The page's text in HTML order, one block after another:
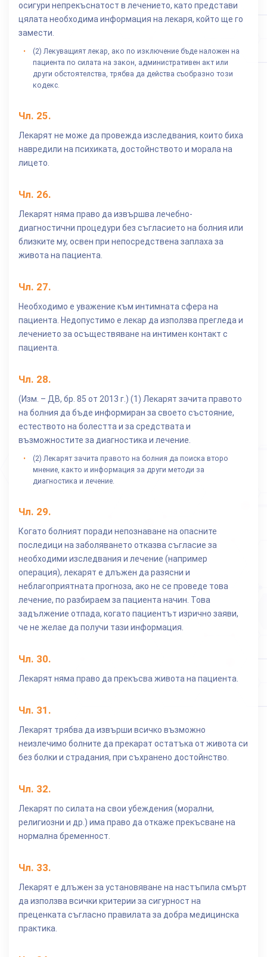
осигури непрекъснатост в лечението, като представи
цялата необходима информация на лекаря, който ще го
замести.
(2) Лекуващият лекар, ако по изключение бъде наложен на
пациента по силата на закон, административен акт или
други обстоятелства, трябва да действа съобразно този
кодекс.
Чл. 25.
Лекарят не може да провежда изследвания, които биха
навредили на психиката, достойнството и морала на
лицето.
Чл. 26.
Лекарят няма право да извършва лечебно-
диагностични процедури без съгласието на болния или
близките му, освен при непосредствена заплаха за
живота на пациента.
Чл. 27.
Необходимо е уважение към интимната сфера на
пациента. Недопустимо е лекар да използва прегледа и
лечението за осъществяване на интимен контакт с
пациента.
Чл. 28.
(Изм. – ДВ, бр. 85 от 2013 г.) (1) Лекарят зачита правото
на болния да бъде информиран за своето състояние,
естеството на болестта и за средствата и
възможностите за диагностика и лечение.
(2) Лекарят зачита правото на болния да поиска второ
мнение, както и информация за други методи за
диагностика и лечение.
Чл. 29.
Когато болният поради непознаване на опасните
последици на заболяването отказва съгласие за
необходими изследвания и лечение (например
операция), лекарят е длъжен да разясни и
неблагоприятната прогноза, ако не се проведе това
лечение, по разбираем за пациента начин. Това
задължение отпада, когато пациентът изрично заяви,
че не желае да получи тази информация.
Чл. 30.
Лекарят няма право да прекъсва живота на пациента.
Чл. 31 .
Лекарят трябва да извърши всичко възможно
неизлечимо болните да прекарат остатъка от живота си
без болки и страдания, при съхранено достойнство.
Чл. 32.
Лекарят по силата на свои убеждения (морални,
религиозни и др.) има право да откаже прекъсване на
нормална бременност.
Чл. 33.
Лекарят е длъжен за установяване на настъпила смърт
да използва всички критерии за сигурност на
преценката съгласно правилата за добра медицинска
практика.